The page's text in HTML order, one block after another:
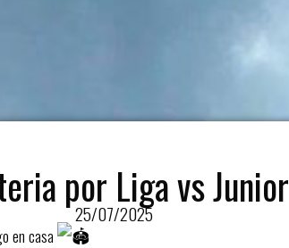
por Liga vs Junior
25/07/2025
en casa